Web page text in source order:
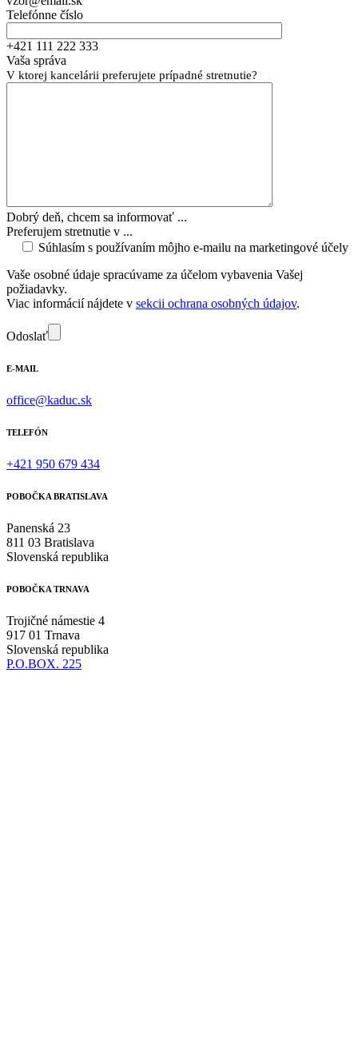
Telefónne číslo
+421 111 222 333
Vaša správa
V ktorej kancelárii preferujete prípadné stretnutie?
Dobrý deň, chcem sa informovať ...
Preferujem stretnutie v ...
Súhlasím s používaním môjho e-mailu na marketingové účely
Vaše osobné údaje spracúvame za účelom vybavenia Vašej
požiadavky.
Viac informácií nájdete v sekcii ochrana osobných údajov.
Odoslať
E-MAIL
office@kaduc.sk
TELEFÓN
+421 950 679 434
POBOČKA BRATISLAVA
Panenská 23
811 03 Bratislava
Slovenská republika
POBOČKA TRNAVA
Trojičné námestie 4
917 01 Trnava
Slovenská republika
P.O.BOX. 225